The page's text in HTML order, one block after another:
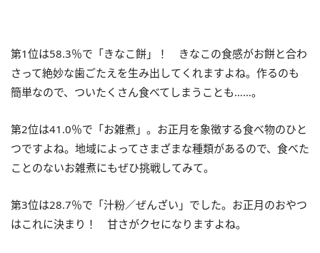
第1位は58.3％で「きなこ餅」！ きなこの食感がお餅と合わ
さって絶妙な歯ごたえを生み出してくれますよね。作るのも
簡単なので、ついたくさん食べてしまうことも……。
第2位は41.0％で「お雑煮」。お正月を象徴する食べ物のひと
つですよね。地域によってさまざまな種類があるので、食べた
ことのないお雑煮にもぜひ挑戦してみて。
第3位は28.7％で「汁粉／ぜんざい」でした。お正月のおやつ
はこれに決まり！ 甘さがクセになりますよね。